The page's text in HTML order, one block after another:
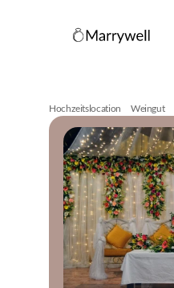
Hochzeitslocation Weingut